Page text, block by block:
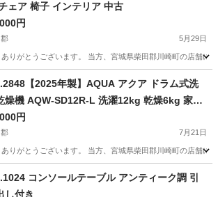
ェア 椅子 インテリア 中古
円
5月29日
りがとうございます。 当方、宮城県柴田郡川崎町の店舗
イニングセット エリア
【2025年製】AQUA アクア ドラム式洗
燥機 AQW-SD12R-L 洗濯12kg 乾燥6kg 家電
円
7月21日
りがとうございます。 当方、宮城県柴田郡川崎町の店舗
コンソールテーブル アンティーク調 引
し付き